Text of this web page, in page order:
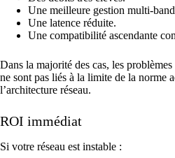
Une meilleure gestion multi-
Une latence réduite.
Une compatibilité ascendante
Dans la majorité des cas, les
ne sont pas liés à la limite de la norme
l’architecture réseau.
ROI immédiat
Si votre réseau est instable :